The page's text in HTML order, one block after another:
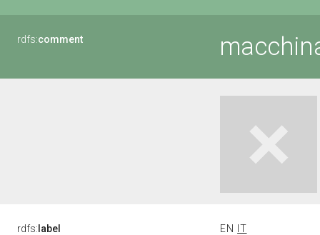
rdfs:comment
rdfs: label EN IT